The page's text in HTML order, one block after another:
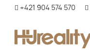
+421 904 574 570